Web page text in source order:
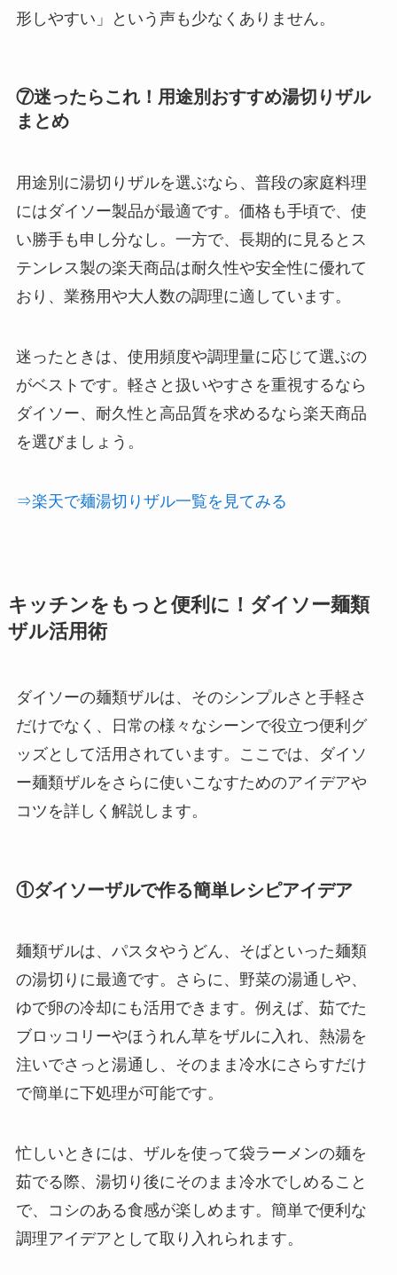
形しやすい」という声も少なくありません。
⑦迷ったらこれ！用途別おすすめ湯切りザル
まとめ
用途別に湯切りザルを選ぶなら、普段の家庭料理
にはダイソー製品が最適です。価格も手頃で、使
い勝手も申し分なし。一方で、長期的に見るとス
テンレス製の楽天商品は耐久性や安全性に優れて
おり、業務用や大人数の調理に適しています。
迷ったときは、使用頻度や調理量に応じて選ぶの
がベストです。軽さと扱いやすさを重視するなら
ダイソー、耐久性と高品質を求めるなら楽天商品
を選びましょう。
⇒楽天で麺湯切りザル一覧を見てみる
キッチンをもっと便利に！ダイソー麺類
ザル活用術
ダイソーの麺類ザルは、そのシンプルさと手軽さ
だけでなく、日常の様々なシーンで役立つ便利グ
ッズとして活用されています。ここでは、ダイソ
ー麺類ザルをさらに使いこなすためのアイデアや
コツを詳しく解説します。
①ダイソーザルで作る簡単レシピアイデア
麺類ザルは、パスタやうどん、そばといった麺類
の湯切りに最適です。さらに、野菜の湯通しや、
ゆで卵の冷却にも活用できます。例えば、茹でた
ブロッコリーやほうれん草をザルに入れ、熱湯を
注いでさっと湯通し、そのまま冷水にさらすだけ
で簡単に下処理が可能です。
忙しいときには、ザルを使って袋ラーメンの麺を
茹でる際、湯切り後にそのまま冷水でしめること
で、コシのある食感が楽しめます。簡単で便利な
調理アイデアとして取り入れられます。